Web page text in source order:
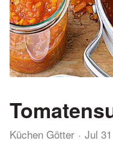
Küchen Götter Jul